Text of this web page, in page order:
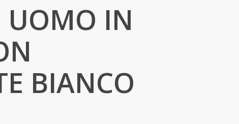
UOMO IN
BIANCO